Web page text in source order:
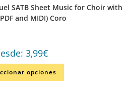
SATB Sheet Music for Choir with
and MIDI) Coro
3,99€
opciones